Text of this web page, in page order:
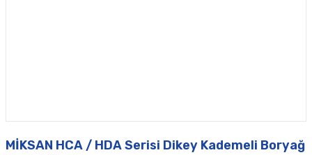
MİKSAN HCA / HDA Serisi Dikey Kademeli Boryağ